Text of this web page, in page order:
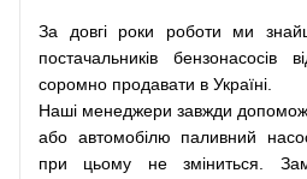
За довгі роки роботи ми
постачальників
бензонасосів
соромно продавати в Україні.
Наші менеджери завжди
або автомобілю паливний
при
цьому не зміниться